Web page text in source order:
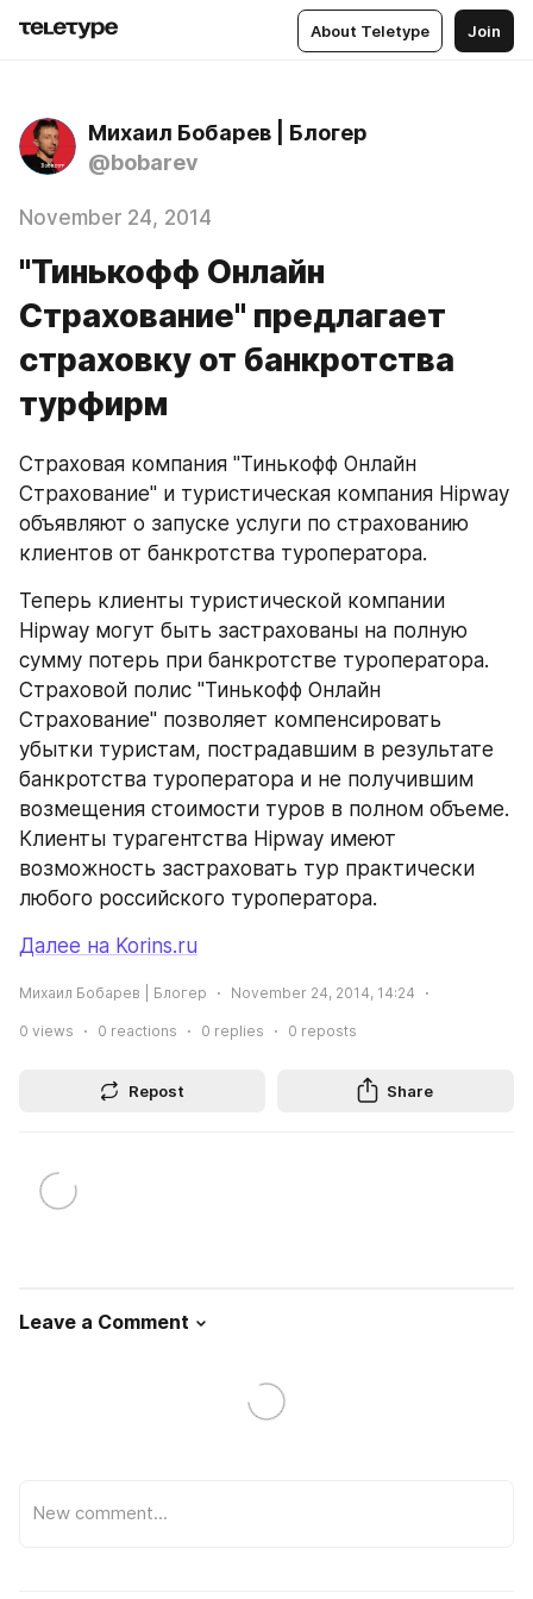
About Teletype Join
Михаил Бобарев | Блогер
@bobarev
November 24, 2014
"Тинькофф Онлайн
Страхование" предлагает
страховку от банкротства
турфирм
Страховая компания "Тинькофф Онлайн
Страхование" и туристическая компания Hipway
объявляют о запуске услуги по страхованию
клиентов от банкротства туроператора.
Теперь клиенты туристической компании
Hipway могут быть застрахованы на полную
сумму потерь при банкротстве туроператора.
Страховой полис "Тинькофф Онлайн
Страхование" позволяет компенсировать
убытки туристам, пострадавшим в результате
банкротства туроператора и не получившим
возмещения стоимости туров в полном объеме.
Клиенты турагентства Hipway имеют
возможность застраховать тур практически
любого российского туроператора.
Далее на Korins.ru
Михаил Бобарев | Блогер November 24, 2014, 14:24
0 views 0 reactions 0 replies 0 reposts
Repost Share
Leave a Comment